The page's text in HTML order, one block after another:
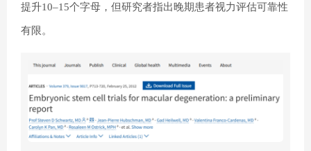
提升10–15个字母，但研究者指出晚期患者视力评估可靠性
有限。